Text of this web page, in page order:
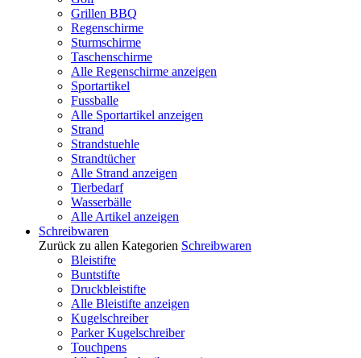
Grillen BBQ
Regenschirme
Sturmschirme
Taschenschirme
Alle Regenschirme anzeigen
Sportartikel
Fussballe
Alle Sportartikel anzeigen
Strand
Strandstuehle
Strandtücher
Alle Strand anzeigen
Tierbedarf
Wasserbälle
Alle Artikel anzeigen
Schreibwaren
Zurück zu allen Kategorien Schreibwaren
Bleistifte
Buntstifte
Druckbleistifte
Alle Bleistifte anzeigen
Kugelschreiber
Parker Kugelschreiber
Touchpens